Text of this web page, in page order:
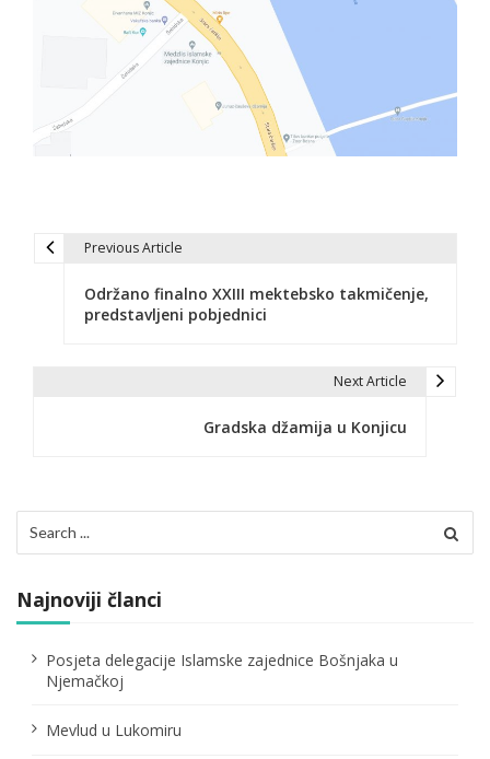
c
i
a
č
a
Previous Article
Održano finalno XXIII mektebsko takmičenje,
predstavljeni pobjednici
Next Article
Gradska džamija u Konjicu
for:
Najnoviji članci
Posjeta delegacije Islamske zajednice Bošnjaka u
Njemačkoj
Mevlud u Lukomiru